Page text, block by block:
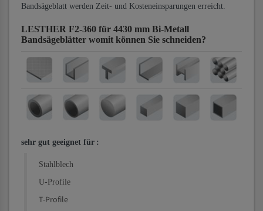
Bandsägeblatt werden Zeit- und Kosteneinsparungen erreicht.
LESTHER F2-360 für 4430 mm Bi-Metall
Bandsägeblätter womit können Sie schneiden?
sehr gut geeignet für :
Stahlblech
U-Profile
T-Profile